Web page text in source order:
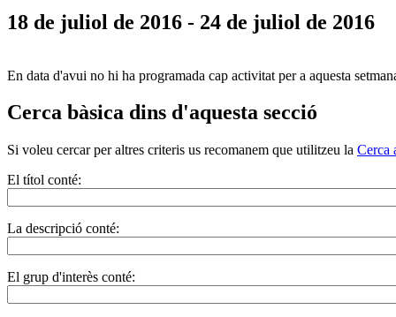
18 de juliol de 2016 - 24 de juliol de 2016
En data d'avui no hi ha programada cap activitat per a aquesta
Cerca bàsica dins d'aquesta secció
Si voleu cercar per altres criteris us recomanem que utilitzeu la Cerca
El títol conté:
La descripció conté:
El grup d'interès conté: